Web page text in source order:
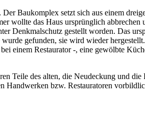
Baukomplex setzt sich aus einem
wollte das Haus ursprünglich
Denkmalschutz gestellt worden. Das
gefunden, sie wird wieder
einem Restaurator -, eine gewölbte
Teile des alten, die Neudeckung und die
bzw. Restauratoren